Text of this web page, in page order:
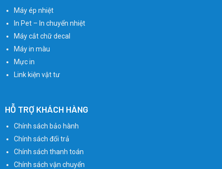
Máy ép nhiệt
In Pet – In chuyển nhiệt
Máy cắt chữ decal
Máy in màu
Mực in
Link kiện vật tư
HỖ TRỢ KHÁCH HÀNG
Chính sách bảo hành
Chính sách đổi trả
Chính sách thanh toán
Chính sách vận chuyển